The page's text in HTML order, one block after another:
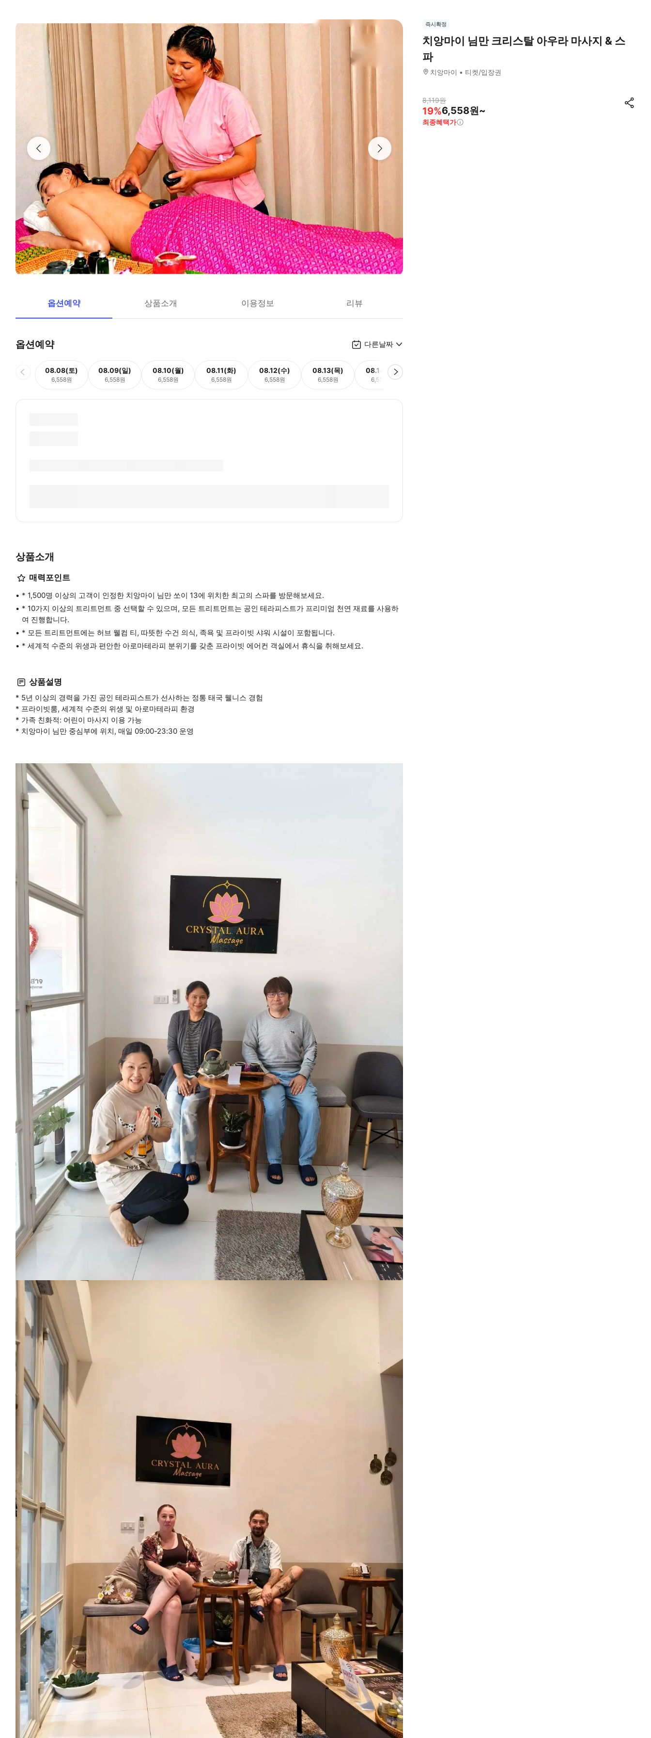
옵션예약 상품소개 이용정보 리뷰
옵션예약 다른날짜
08.08(토)
6,558원
08.09(일)
6,558원
08.10(월)
6,558원
08.11(화)
6,558원
08.12(수)
6,558원
08.13(목)
6,558원
08.14(금)
6,558원
상품소개
매력포인트
* 1,500명 이상의 고객이 인정한 치앙마이 님만 쏘이 13에 위치한 최고의 스파를 방문해보세요.
* 10가지 이상의 트리트먼트 중 선택할 수 있으며, 모든 트리트먼트는 공인 테라피스트가 프리미엄 천연 재료를 사용하
여 진행합니다.
* 모든 트리트먼트에는 허브 웰컴 티, 따뜻한 수건 의식, 족욕 및 프라이빗 샤워 시설이 포함됩니다.
* 세계적 수준의 위생과 편안한 아로마테라피 분위기를 갖춘 프라이빗 에어컨 객실에서 휴식을 취해보세요.
상품설명
* 5년 이상의 경력을 가진 공인 테라피스트가 선사하는 정통 태국 웰니스 경험
* 프라이빗룸, 세계적 수준의 위생 및 아로마테라피 환경
* 가족 친화적: 어린이 마사지 이용 가능
* 치앙마이 님만 중심부에 위치, 매일 09:00-23:30 운영
즉시확정
치앙마이 님만 크리스탈 아우라 마사지 & 스
파
치앙마이 티켓/입장권
8,119원
19%6,558원~
최종혜택가